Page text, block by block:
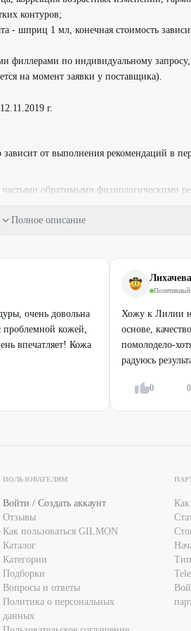
контуров;
- шприц 1 мл, конечная стоимость
филлерами по индивидуальному
на момент заявки у поставщика).
г.
от выполнения рекомендаций в
обратимыми физиологическими
препарата, незначительные синяки
и более ведёт к автоматической отмене
образованием
сообщения в
предложениями салона.
ПОЛУЧЕНИЯ КОНСУЛЬТАЦИИ
УСЛУГАМ И
Полное описание
очень довольна
проблемной кожей,
впечатляет! Кожа
Позитивный
Хожу к Лилии
основе,
помолодело-
радуюсь
0 0
ПОЛЬЗОВАТЕЛЯМ
Войти / Создать аккаунт
Отзывы
Как пользоваться GILMON
Каталог
Категории
Подборки
Вопросы и ответы
Политика о персональных
данных
Как